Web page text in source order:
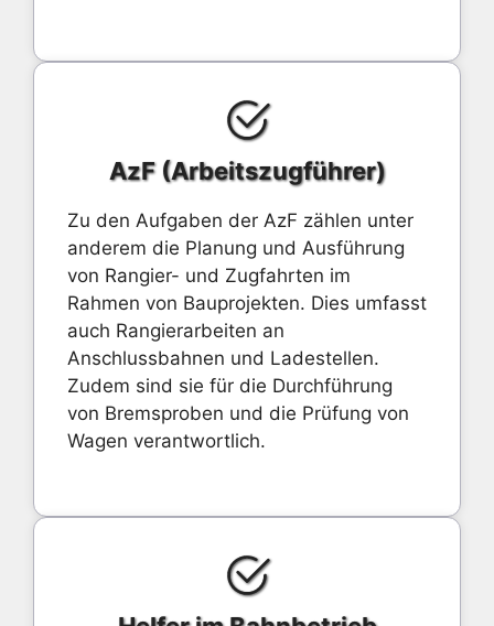
AzF (Arbeitszugführer)
Zu den Aufgaben der AzF zählen unter
anderem die Planung und Ausführung
von Rangier- und Zugfahrten im
Rahmen von Bauprojekten. Dies umfasst
auch Rangierarbeiten an
Anschlussbahnen und Ladestellen.
Zudem sind sie für die Durchführung
von Bremsproben und die Prüfung von
Wagen verantwortlich.